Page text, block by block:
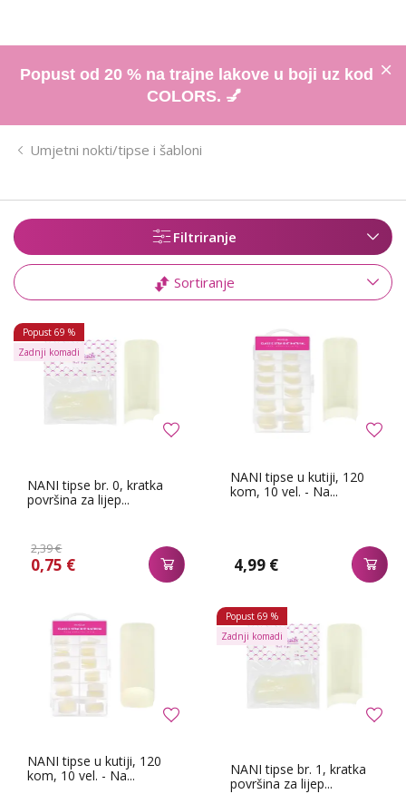
Popust od 20 % na trajne lakove u boji uz kod
COLORS. 💅
Umjetni nokti/tipse i šabloni
Filtriranje
Sortiranje
NANI tipse br. 0, kratka
površina za lijep...
2,39 €
0,75 €
Popust 69 %
Zadnji komadi
NANI tipse u kutiji, 120
kom, 10 vel. - Na...
4,99 €
NANI tipse u kutiji, 120
kom, 10 vel. - Na...
NANI tipse br. 1, kratka
površina za lijep...
Popust 69 %
Zadnji komadi